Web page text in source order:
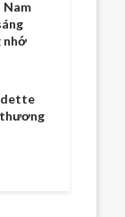
Nam
nhớ
thương